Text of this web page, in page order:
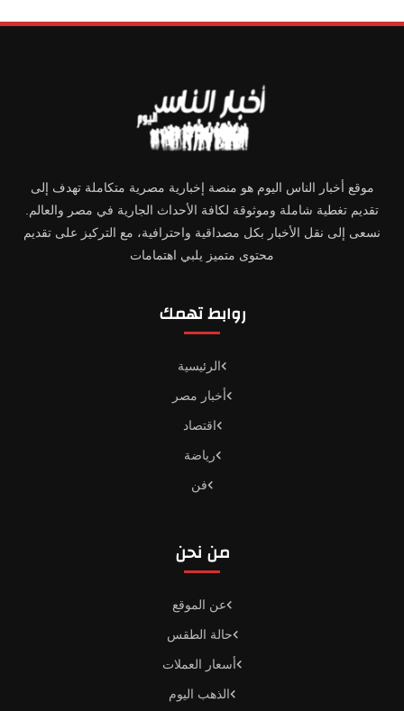
موقع أخبار الناس اليوم هو منصة إخبارية مصرية متكاملة تهدف إلى
تقديم تغطية شاملة وموثوقة لكافة الأحداث الجارية في مصر والعالم.
نسعى إلى نقل الأخبار بكل مصداقية واحترافية، مع التركيز على تقديم
محتوى متميز يلبي اهتمامات
روابط تهمك
الرئيسية
أخبار مصر
اقتصاد
رياضة
فن
من نحن
عن الموقع
حالة الطقس
أسعار العملات
الذهب اليوم